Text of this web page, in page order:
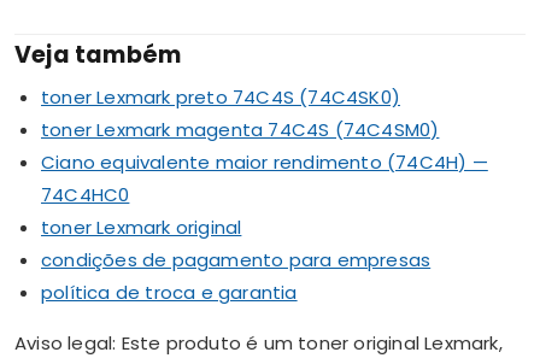
Veja também
toner Lexmark preto 74C4S (74C4SK0)
toner Lexmark magenta 74C4S (74C4SM0)
Ciano equivalente maior rendimento (74C4H) —
74C4HC0
toner Lexmark original
condições de pagamento para empresas
política de troca e garantia
Aviso legal: Este produto é um toner original Lexmark,